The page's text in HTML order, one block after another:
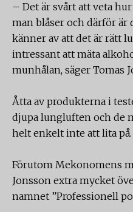
– Det är svårt att veta
man blåser och därför
känner av att det är rätt
intressant att mäta
munhålan, säger Tomas
Åtta av produkterna i
djupa lungluften och de
helt enkelt inte att lita på.
Förutom Mekonomens
Jonsson extra mycket
namnet ”Professionell